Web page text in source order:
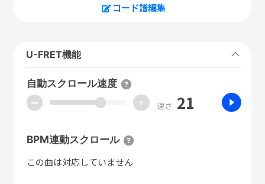
コード譜編集
U-FRET機能
自動スクロール速度
ー + 速さ 21
BPM連動スクロール
この曲は対応していません